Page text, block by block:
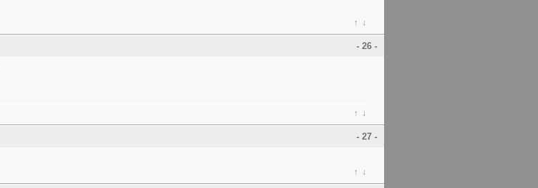
↑ ↓
- 26 -
↑ ↓
- 27 -
↑ ↓